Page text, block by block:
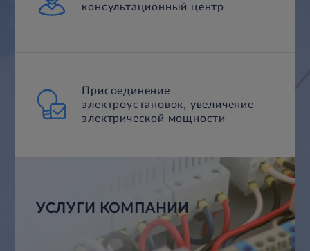
консультационный центр
Присоединение
электроустановок, увеличение
электрической мощности
УСЛУГИ КОМПАНИИ